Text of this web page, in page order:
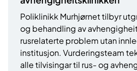
Poliklinikk Murhjørnet tilbyr
og behandling av
rusrelaterte problem utan
institusjon. Vurderingsteam
alle tilvisingar til rus- og